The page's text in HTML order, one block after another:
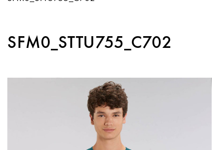
SFM0_STTU755_C702